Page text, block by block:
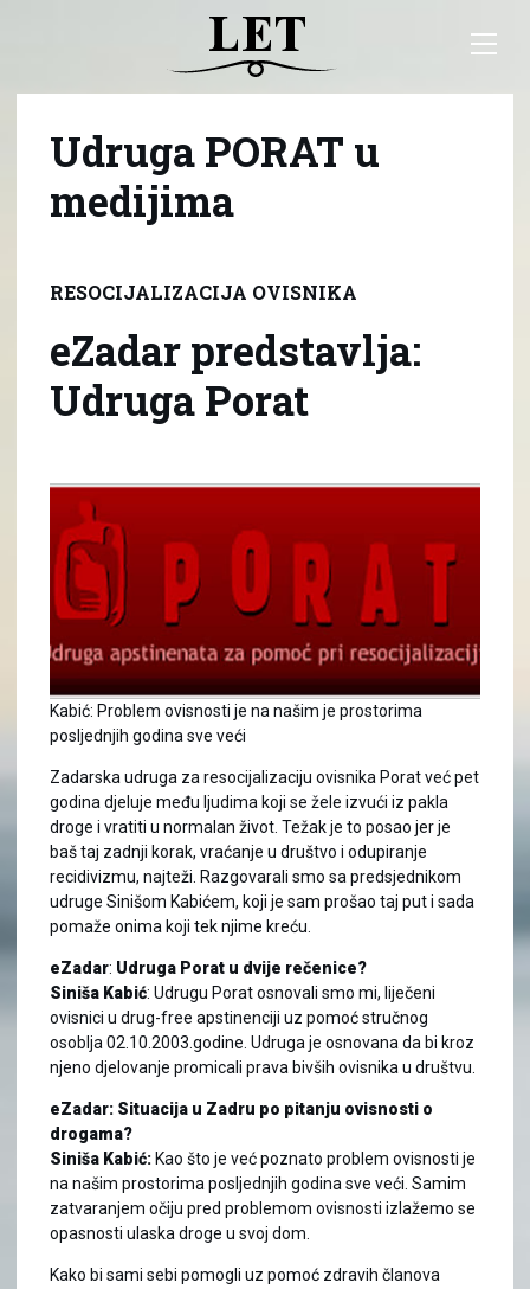
Udruga PORAT u
medijima
RESOCIJALIZACIJA OVISNIKA
eZadar predstavlja:
Udruga Porat
Kabić: Problem ovisnosti je na našim je prostorima
posljednjih godina sve veći
Zadarska udruga za resocijalizaciju ovisnika Porat već pet
godina djeluje među ljudima koji se žele izvući iz pakla
droge i vratiti u normalan život. Težak je to posao jer je
baš taj zadnji korak, vraćanje u društvo i odupiranje
recidivizmu, najteži. Razgovarali smo sa predsjednikom
udruge Sinišom Kabićem, koji je sam prošao taj put i sada
pomaže onima koji tek njime kreću.
eZadar: Udruga Porat u dvije rečenice?
Siniša Kabić: Udrugu Porat osnovali smo mi, liječeni
ovisnici u drug-free apstinenciji uz pomoć stručnog
osoblja 02.10.2003.godine. Udruga je osnovana da bi kroz
njeno djelovanje promicali prava bivših ovisnika u društvu.
eZadar: Situacija u Zadru po pitanju ovisnosti o
drogama?
Siniša Kabić: Kao što je već poznato problem ovisnosti je
na našim prostorima posljednjih godina sve veći. Samim
zatvaranjem očiju pred problemom ovisnosti izlažemo se
opasnosti ulaska droge u svoj dom.
Kako bi sami sebi pomogli uz pomoć zdravih članova